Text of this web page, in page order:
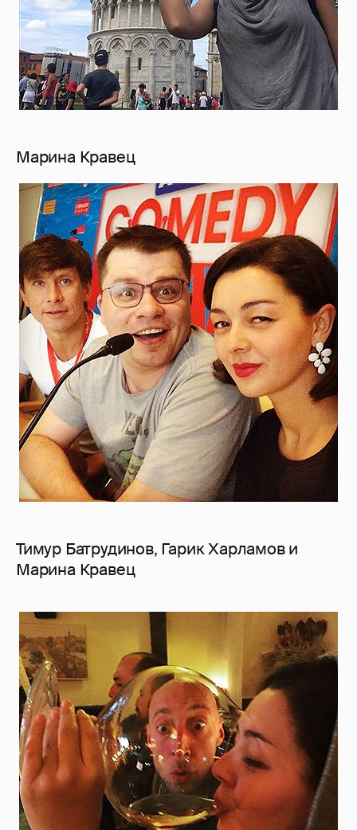
Марина Кравец
Тимур Батрудинов, Гарик Харламов и
Марина Кравец